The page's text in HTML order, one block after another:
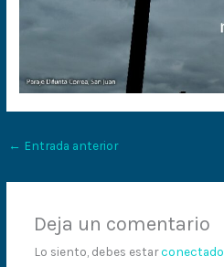
← Entrada anterior
Deja un comentario
Lo siento, debes estarconectado